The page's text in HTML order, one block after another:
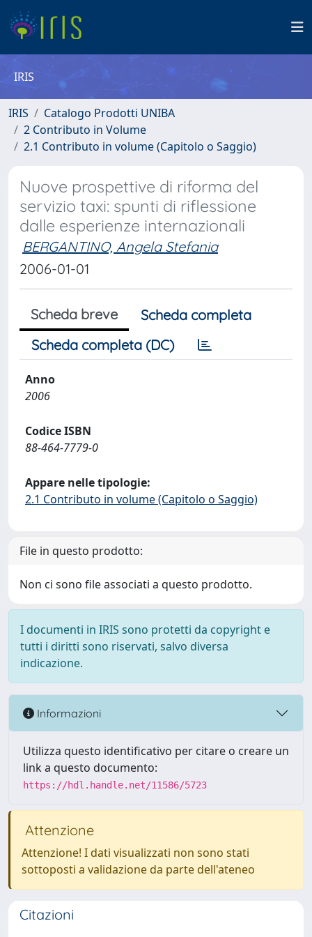
IRIS
IRIS
Catalogo Prodotti UNIBA
2 Contributo in Volume
2.1 Contributo in volume (Capitolo o Saggio)
Nuove prospettive di riforma del
servizio taxi: spunti di riflessione
dalle esperienze internazionali
BERGANTINO, Angela Stefania
2006-01-01
Scheda breve
Scheda completa
Scheda completa (DC)
Anno
2006
Codice ISBN
88-464-7779-0
Appare nelle tipologie:
2.1 Contributo in volume (Capitolo o Saggio)
File in questo prodotto:
Non ci sono file associati a questo prodotto.
I documenti in IRIS sono protetti da copyright e
tutti i diritti sono riservati, salvo diversa
indicazione.
Informazioni
Utilizza questo identificativo per citare o creare un
link a questo documento:
https://hdl.handle.net/11586/5723
Attenzione
Attenzione! I dati visualizzati non sono stati
sottoposti a validazione da parte dell'ateneo
Citazioni